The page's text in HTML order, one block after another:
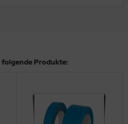
Produkte: